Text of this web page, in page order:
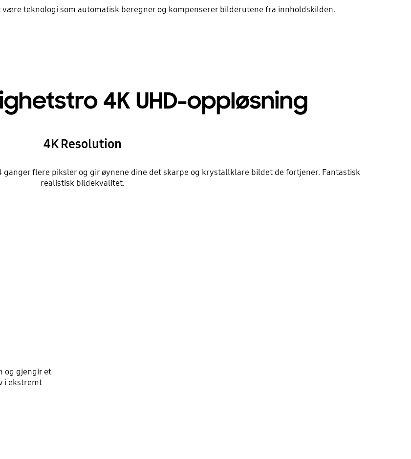
teknologi som automatisk beregner og kompenserer bilderutene fra innholdskilden.
4K UHD-oppløsning
4K Resolution
ganger flere piksler og gir øynene dine det skarpe og krystallklare bildet de fortjener. Fantastisk
realistisk bildekvalitet.
og gjengir et
i ekstremt